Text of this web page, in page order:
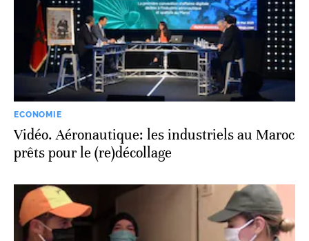
ECONOMIE
Vidéo. Aéronautique: les industriels au Maroc
prêts pour le (re)décollage